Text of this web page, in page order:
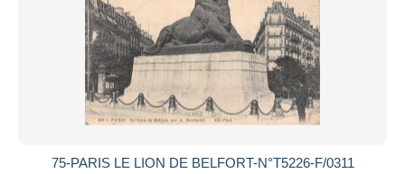
75-PARIS LE LION DE BELFORT-N°T5226-F/0311